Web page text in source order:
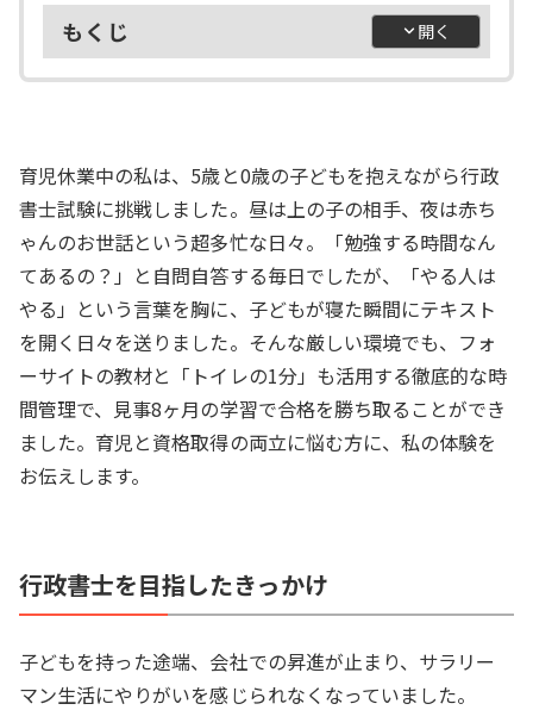
もくじ
育児休業中の私は、5歳と0歳の子どもを抱えながら行政
書士試験に挑戦しました。昼は上の子の相手、夜は赤ち
ゃんのお世話という超多忙な日々。「勉強する時間なん
てあるの？」と自問自答する毎日でしたが、「やる人は
やる」という言葉を胸に、子どもが寝た瞬間にテキスト
を開く日々を送りました。そんな厳しい環境でも、フォ
ーサイトの教材と「トイレの1分」も活用する徹底的な時
間管理で、見事8ヶ月の学習で合格を勝ち取ることができ
ました。育児と資格取得の両立に悩む方に、私の体験を
お伝えします。
行政書士を目指したきっかけ
子どもを持った途端、会社での昇進が止まり、サラリー
マン生活にやりがいを感じられなくなっていました。